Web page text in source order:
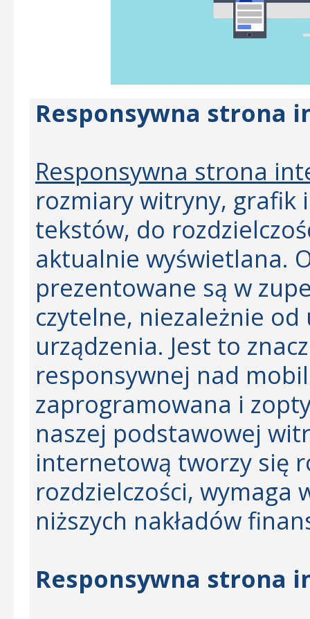
Responsywna strona
Responsywna strona
rozmiary witryny, grafik
tekstów, do
aktualnie wyświetlana.
prezentowane są w
czytelne, niezależnie
urządzenia. Jest to
responsywnej nad
zaprogramowana i
naszej podstawowej
internetową tworzy się
rozdzielczości, wymaga
niższych nakładów
Responsywna strona